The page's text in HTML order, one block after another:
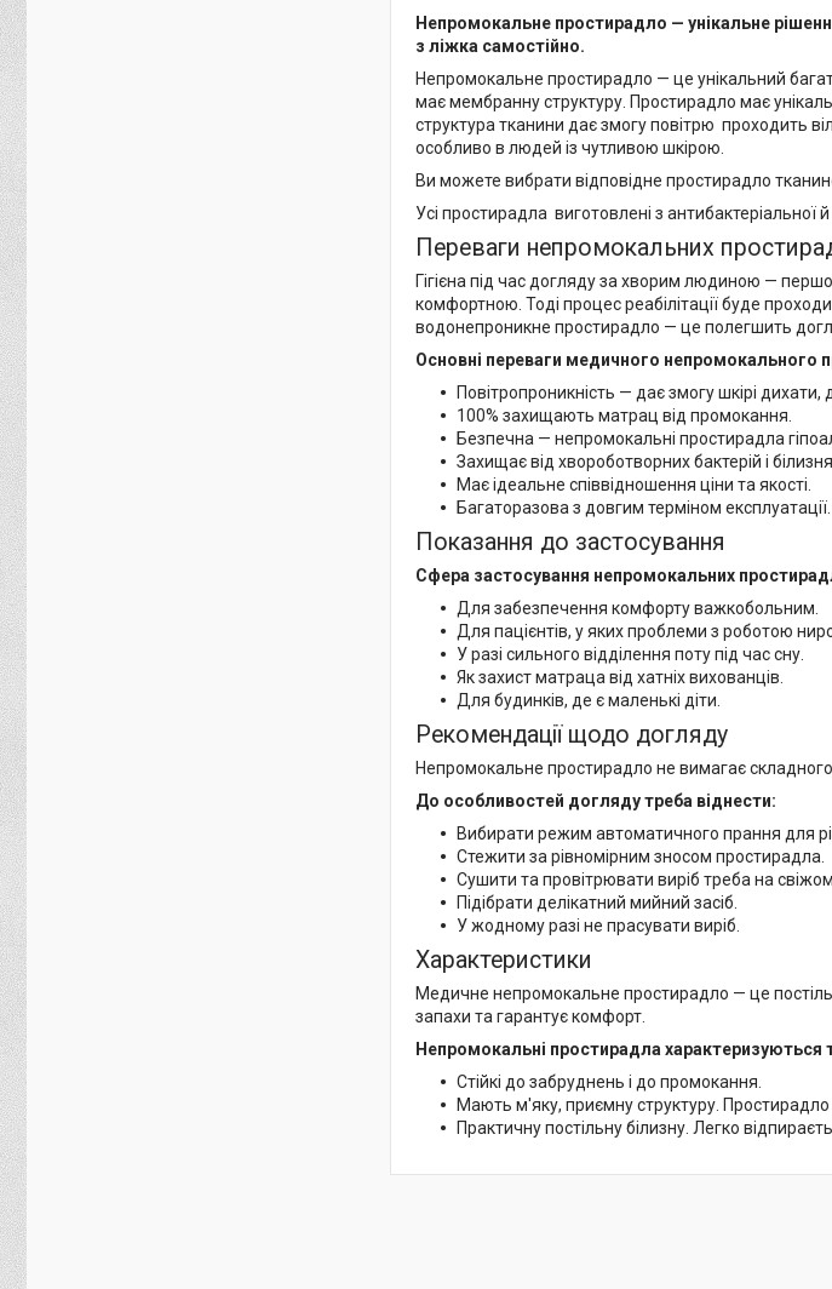
Непромокальне простирадло — унікальне
з ліжка самостійно.
Непромокальне простирадло — це унікальний
має мембранну структуру. Простирадло має
структура тканини дає змогу повітрю проходить
особливо в людей із чутливою шкірою.
Ви можете вибрати відповідне простирадло
Усі простирадла виготовлені з
Переваги непромокальних
Гігієна під час догляду за хворим людиною —
комфортною. Тоді процес реабілітації буде
водонепроникне простирадло — це полегшить
Основні переваги медичного непромокального
Повітропроникність — дає змогу шкірі дихати,
100% захищають матрац від промокання.
Безпечна — непромокальні простирадла
Захищає від хвороботворних бактерій і
Має ідеальне співвідношення ціни та якості.
Багаторазова з довгим терміном експлуатації.
Показання до застосування
Сфера застосування непромокальних
Для забезпечення комфорту важкобольним.
Для пацієнтів, у яких проблеми з роботою
У разі сильного відділення поту під час сну.
Як захист матраца від хатніх вихованців.
Для будинків, де є маленькі діти.
Рекомендації щодо догляду
Непромокальне простирадло не вимагає
До особливостей догляду треба віднести:
Вибирати режим автоматичного прання для
Стежити за рівномірним зносом простирадла.
Сушити та провітрювати виріб треба на
Підібрати делікатний мийний засіб.
У жодному разі не прасувати виріб.
Характеристики
Медичне непромокальне простирадло — це
запахи та гарантує комфорт.
Непромокальні простирадла
Стійкі до забруднень і до промокання.
Мають м'яку, приємну структуру. Простирадло
Практичну постільну білизну. Легко